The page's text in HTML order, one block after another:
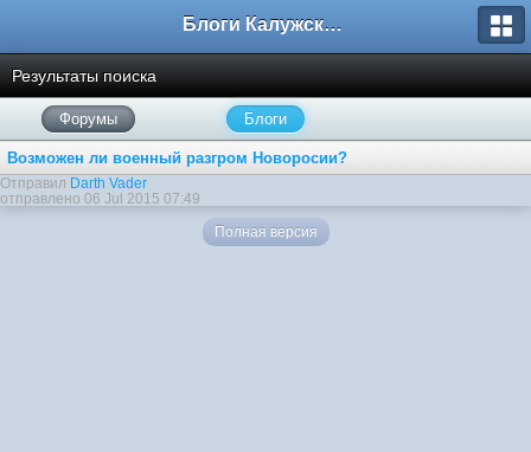
Блоги Калужского перекрестка
Результаты поиска
Форумы Блоги
Возможен ли военный разгром Новоросии?
Отправил Darth Vader
отправлено 06 Jul 2015 07:49
Полная версия